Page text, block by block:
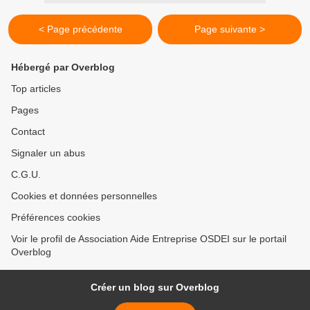
< Page précédente Page suivante >
Hébergé par Overblog
Top articles
Pages
Contact
Signaler un abus
C.G.U.
Cookies et données personnelles
Préférences cookies
Voir le profil de Association Aide Entreprise OSDEI sur le portail
Overblog
Créer un blog sur Overblog